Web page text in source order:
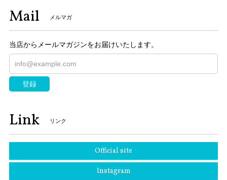
Mail メルマガ
当店からメールマガジンをお届けいたします。
登録
Link リンク
Official site
Instagram